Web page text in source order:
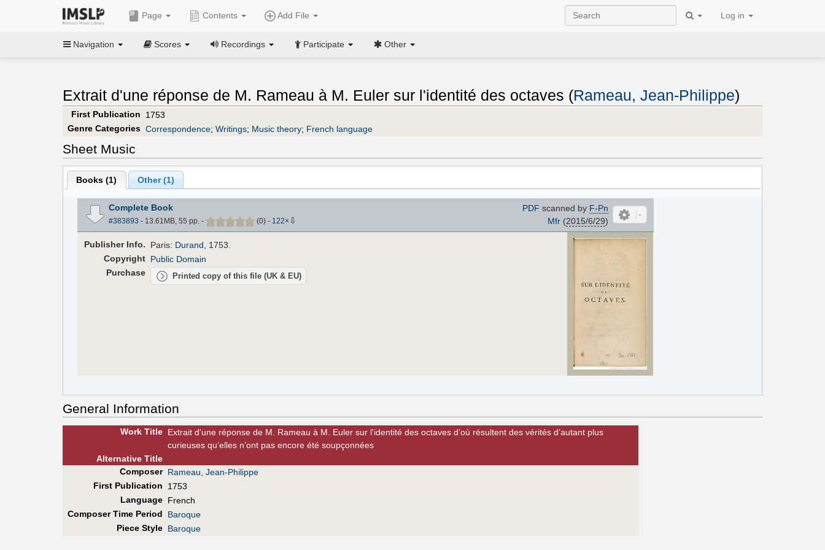
Page Contents Add File Log in
Navigation Scores Recordings Participate Other
Extrait d'une réponse de M. Rameau à M. Euler sur l'identité des octaves (Rameau, Jean-Philippe)
First Publication
1753
Genre Categories Correspondence; Writings; Music theory; French language
Sheet Music
Books (1) Other (1)
Complete Book
#383893 - 13.61MB, 55 pp. - (0) - 122× ⇩
PDF scanned by F-Pn
Mfr(2015/6/29)
PublisherInfo. Paris: Durand , 1753.
Copyright Public Domain
Purchase
Printed copy of this file (UK & EU)
General Information
Work Title Extrait d'une réponse de M. Rameau à M. Euler sur l'identité des octaves d’où résultent des vérités d’autant plus
curieuses qu’elles n’ont pas encore été soupçonnées
AlternativeTitle
Composer Rameau, Jean-Philippe
First Publication
1753
Language French
Composer Time Period
Baroque
Piece Style Baroque